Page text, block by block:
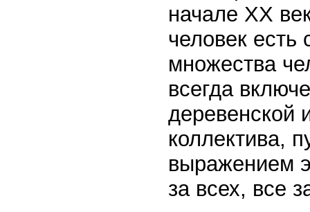
начале XX
человек есть
множества
всегда
деревенской
коллектива,
выражением
за всех, все